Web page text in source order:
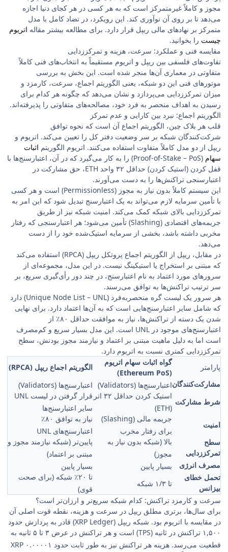
مجوز و کاملاً غیرمتمرکز است که به هر کسی در هر کجای دنیا اجازه
می‌دهد تا بر روی آن نوآوری کند. این رویکرد، در تضاد کامل با مدل
متمرکز بر نهادهای مالی ریپل قرار دارد. برای مطالعه بیشتر مقاله اتریوم
چیست را بخوانید.
مقایسه فنی و عملکرد: سرعت، هزینه و تمرکززدایی
تفاوت‌های فلسفی بین ریپل و اتریوم مستقیماً به انتخاب‌های فنی کاملاً
متفاوتی در معماری آن‌ها منجر شده است. این بخش به بررسی
موتورهای فنی این دو شبکه، یعنی الگوریتم اجماع، سرعت، کارمزد و
میزان تمرکززدایی می‌پردازد و نشان می‌دهد که چگونه هر کدام برای
رسیدن به اهداف منحصر به فرد خود، مصالحه‌های متفاوتی را پذیرفته‌اند.
الگوریتم اجماع: نبرد بین کارایی و عدم تمرکز
قلب هر بلاک چین، الگوریتم اجماع آن است که نحوه توافق
شرکت‌کنندگان شبکه بر سر وضعیت دفتر کل را تعیین می‌کند. اتریوم و
ریپل از دو مدل کاملاً متفاوت استفاده می‌کنند. اتریوم الگوریتم اثبات
سهام
(Proof-of-Stake – PoS) را به کار می‌گیرد که در آن، اعتبارسنج‌ها با
قفل کردن (استیک کردن) حداقل ۳۲ واحد ETH، حق مشارکت در
اعتبارسنجی تراکنش‌ها را به دست می‌آورند.
این سیستم کاملاً بدون نیاز به مجوز (Permissionless) است و هر کسی
با تأمین سرمایه لازم می‌تواند به یک اعتبارسنج تبدیل شود که این امر به
تمرکززدایی بالای شبکه کمک می‌کند. امنیت شبکه نیز از طریق
جریمه‌های اقتصادی (Slashing) تأمین می‌شود؛ هر اعتبارسنجی که رفتار
مخربی داشته باشد، بخشی از سرمایه استیک‌شده خود را از دست
می‌دهد.
در مقابل، ریپل از الگوریتم اجماع پروتکل ریپل (RPCA) استفاده می‌کند
که مبتنی بر استخراج یا استیکینگ نیست. در این مدل، مجموعه‌ای از
سرورهای مورد اعتماد به نام اعتبارسنج، در چند دور رأی‌گیری سریع، بر
سر ترتیب تراکنش‌ها به توافق می‌رسند.
هر سرور یک لیست گره منحصربه‌فرد (Unique Node List – UNL) دارد
که شامل سایر اعتبارسنج‌هایی است که به آن‌ها اعتماد دارد. برای نهایی
شدن یک دسته از تراکنش‌ها، نیاز به موافقت حداقل ۸۰٪ از
اعتبارسنج‌های موجود در UNL است. این مدل بسیار سریع و کم‌مصرف
است اما به دلیل ماهیت مبتنی بر اعتماد و نیازمند مجوز بودنش، سطح
تمرکززدایی کمتری نسبت به اتریوم دارد.
پارامتر
گواه اثبات سهام اتریوم
(Ethereum PoS)
الگوریتم اجماع ریپل (RPCA)
مشارکت‌کنندگاناعتبارسنج‌ها (Validators)
اعتبارسنج‌ها (Validators)
شرط مشارکت
استیک کردن حداقل ۳۲ اتر
(ETH)
قرار گرفتن در لیست UNL
سایر اعتبارسنج‌ها
امنیت
جریمه مالی (Slashing)
برای رفتار مخرب
نیاز به توافق ۸۰٪
اعتبارسنج‌های UNL
سطح
تمرکززدایی
بالا (شبکه بدون نیاز به
مجوز)
پایین‌تر (شبکه نیازمند مجوز و
مبتنی بر اعتماد)
مصرف انرژی
بسیار پایین
بسیار پایین
تحمل خطای
بیزانس
تا ۱/۳ شبکه
تا ۲۰٪ شبکه (برای صحت
قوی)
سرعت و کارمزد تراکنش: کدام شبکه سریع‌تر و ارزان‌تر است؟
برای سال‌ها، برتری مطلق ریپل در سرعت و هزینه، نقطه قوت اصلی آن
در مقایسه با اتریوم بود. شبکه ریپل (XRP Ledger) قادر به پردازش حدود
۱,۵۰۰ تراکنش در ثانیه (TPS) است و هر تراکنش در عرض ۳ تا ۵ ثانیه به
قطعیت می‌رسد.
هزینه هر تراکنش نیز به طور ثابت حدود ۰.۰۰۰۰۱ XRP